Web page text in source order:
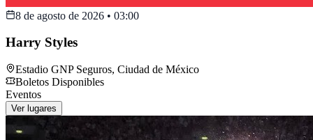
8 de agosto de 2026 • 03:00
Harry Styles
Estadio GNP Seguros, Ciudad de México
Boletos Disponibles
Eventos
Ver lugares